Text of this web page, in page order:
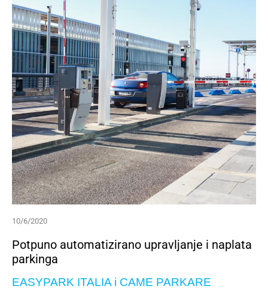
10/6/2020
Potpuno automatizirano upravljanje i naplata
parkinga
EASYPARK ITALIA i CAME PARKARE